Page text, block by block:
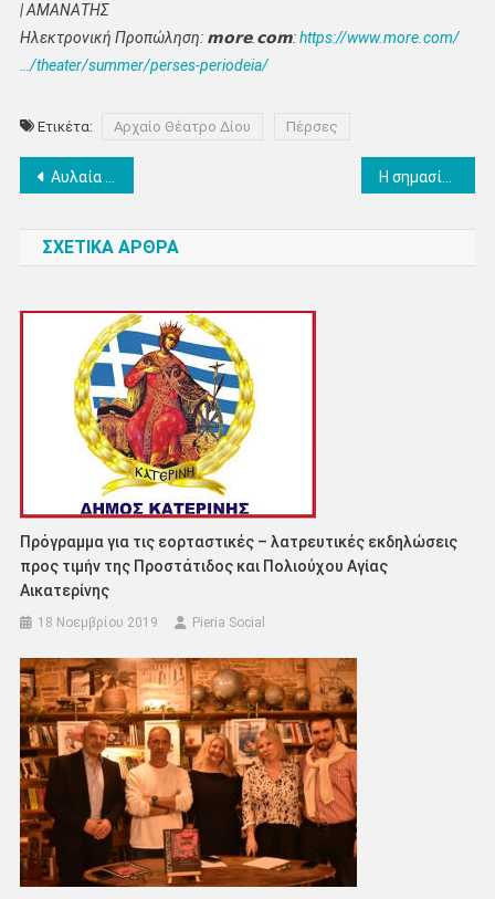
| ΑΜΑΝΑΤΗΣ
Ηλεκτρονική Προπώληση: 𝗺𝗼𝗿𝗲.𝗰𝗼𝗺:https://www.more.com/
…/theater/summer/perses-periodeia/
Ετικέτα: Αρχαίο Θέατρο Δίου Πέρσες
Πλοήγηση
Aυλαία για το 55ο Φεστιβάλ Ολύμπου με την παράσταση «Νίκος Ξυλούρης – Ο Αρχάγγελος της Κρήτης» Η σημασία του καλίου στην καλλιέργεια της ακτινιδιάς
ΣΧΕΤΙΚΑ ΑΡΘΡΑ
Πρόγραμμα για τις εορταστικές – λατρευτικές εκδηλώσεις
προς τιμήν της Προστάτιδος και Πολιούχου Αγίας
Αικατερίνης
18 Νοεμβρίου 2019 Pieria Social